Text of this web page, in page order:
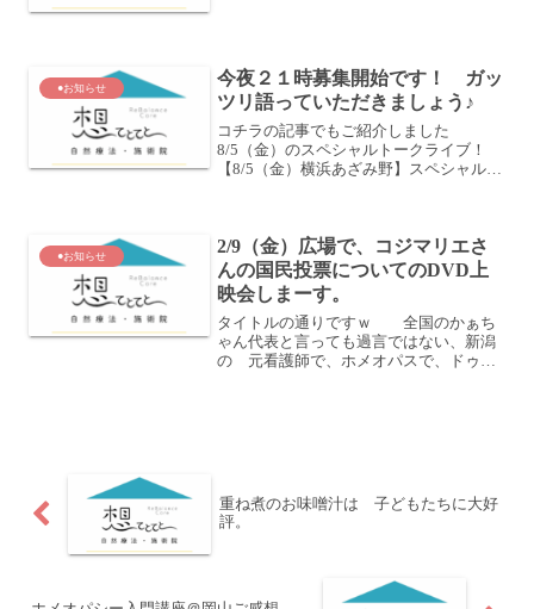
惑フォルダを一度...
●お知らせ
今夜２１時募集開始です！ ガッ
ツリ語っていただきましょう♪
コチラの記事でもご紹介しました
8/5（金）のスペシャルトークライブ！
【8/5（金）横浜あざみ野】スペシャルト
換質問タイム」などなど...
●お知らせ
2/9（金）広場で、コジマリエさ
んの国民投票についてのDVD上
映会しまーす。
タイトルの通りですｗ 全国のかぁち
ゃん代表と言っても過言ではない、新潟
の 元看護師で、ホメオパスで、ドゥー
重ね煮のお味噌汁は 子どもたちに大好
評。